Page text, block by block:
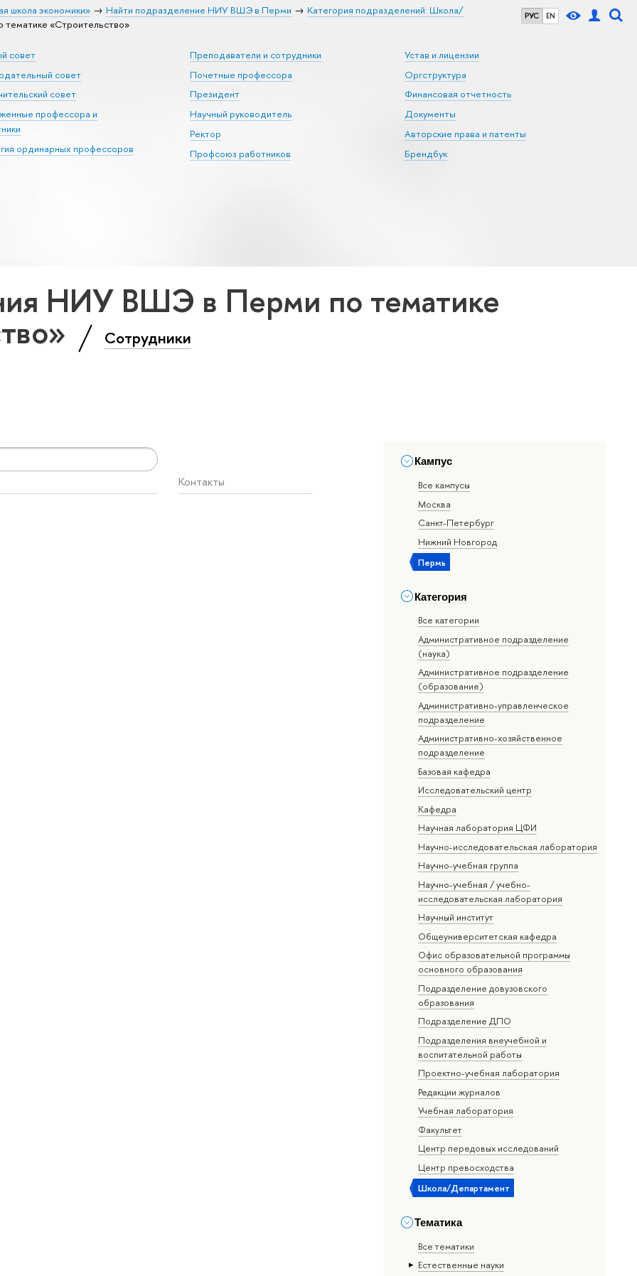
РУС EN
школа экономики» Найти подразделение НИУ ВШЭ в Перми
Категория подразделений: Школа/
«Строительство»
совет
совет
совет
профессора и
ординарных профессоров
Преподаватели и сотрудники
Почетные профессора
Президент
Научный руководитель
Ректор
Профсоюз работников
Устав и лицензии
Оргструктура
Финансовая отчетность
Документы
Авторские права и патенты
Брендбук
НИУ ВШЭ в Перми по тематике
Сотрудники
Кампус
Все кампусы
Москва
Санкт-Петербург
Нижний Новгород
Пермь
Категория
Все категории
Административное подразделение
(наука)
Административное подразделение
(образование)
Административно-управленческое
подразделение
Административно-хозяйственное
подразделение
Базовая кафедра
Исследовательский центр
Кафедра
Научная лаборатория ЦФИ
Научно-исследовательская лаборатория
Научно-учебная группа
Научно-учебная / учебно-
исследовательская лаборатория
Научный институт
Общеуниверситетская кафедра
Офис образовательной программы
основного образования
Подразделение довузовского
образования
Подразделение ДПО
Подразделения внеучебной и
воспитательной работы
Проектно-учебная лаборатория
Редакции журналов
Учебная лаборатория
Факультет
Центр передовых исследований
Центр превосходства
Школа/Департамент
Тематика
Все тематики
Естественные науки
Контакты